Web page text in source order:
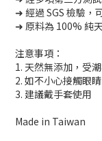
➜ 經過 SGS 檢驗，
➜ 原料為 100% 純
注意事項：
1. 天然無添加，受
2. 如不小心接觸眼
3. 建議戴手套使用
Made in Taiwan